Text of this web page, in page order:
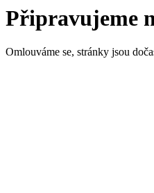
Připravujeme
Omlouváme se, stránky jsou